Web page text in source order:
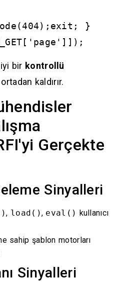
}
bir kontrollü
kaldırır.
Gerçekte
Sinyalleri
, load(), eval() kullanıcı
sahip şablon motorları
Sinyalleri